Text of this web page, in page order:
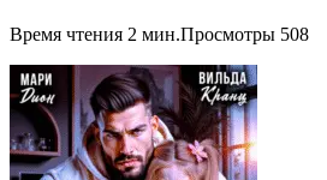
Время чтения 2 мин.Просмотры 508